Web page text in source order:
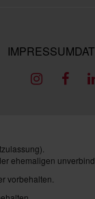
IMPRESSUM
vorbehalten.